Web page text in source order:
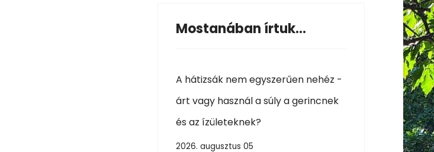
Mostanában írtuk...
A hátizsák nem egyszerűen nehéz -
árt vagy használ a súly a gerincnek
és az ízületeknek?
2026. augusztus 05